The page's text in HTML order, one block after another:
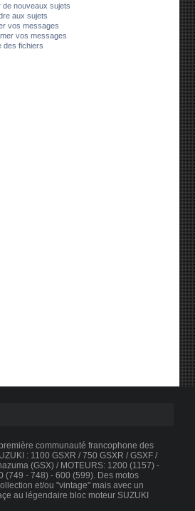
de nouveaux sujets
aux sujets
vos messages
vos messages
des fichiers
communauté francophone des
: 1100 GSXR / 750 GSXR / GSXF /
(GSX) / MOTEURS: 1200 (1157) -
(749 - 748) - 600 (599). Des motos
et/ou "vintage" mais avec un
au légendaire bloc moteur SUZUKI